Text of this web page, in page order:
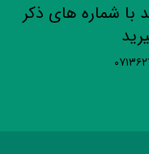
با شماره های ذکر